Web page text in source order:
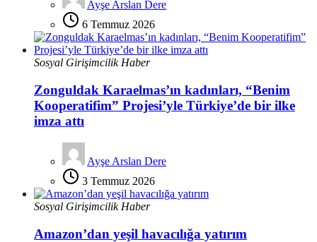
Ayşe Arslan Dere
6 Temmuz 2026
Sosyal Girişimcilik Haber
Zonguldak Karaelmas’ın kadınları, “Benim
Kooperatifim” Projesi’yle Türkiye’de bir ilke
imza attı
Ayşe Arslan Dere
3 Temmuz 2026
Sosyal Girişimcilik Haber
Amazon’dan yeşil havacılığa yatırım